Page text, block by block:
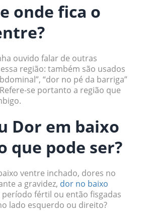
onde fica o
ouvido falar de outras
região: também são usados
“dor no pé da barriga”
se portanto a região que
Dor em baixo
que pode ser?
ventre inchado, dores no
a gravidez, dor no baixo
fértil ou então fisgadas
lado esquerdo ou direito?